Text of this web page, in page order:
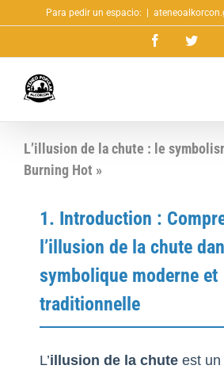
al
Para pedir un espacio:
Facebook
L’illusion de la chute : le
Burning Hot »
1. Introduction :
l’illusion de la chute
symbolique moderne et
traditionnelle
L’illusion de la chute est